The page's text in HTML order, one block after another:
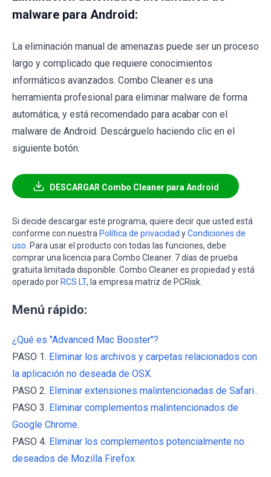
malware para Android:
La eliminación manual de amenazas puede ser un proceso
largo y complicado que requiere conocimientos
informáticos avanzados. Combo Cleaner es una
herramienta profesional para eliminar malware de forma
automática, y está recomendado para acabar con el
malware de Android. Descárguelo haciendo clic en el
siguiente botón:
DESCARGAR Combo Cleaner para Android
Si decide descargar este programa, quiere decir que usted está
conforme con nuestra Política de privacidad yCondiciones de
uso. Para usar el producto con todas las funciones, debe
comprar una licencia para Combo Cleaner. 7 días de prueba
gratuita limitada disponible. Combo Cleaner es propiedad y está
operado por RCS LT, la empresa matriz de PCRisk.
Menú rápido:
¿Qué es "Advanced Mac Booster"?
PASO 1. Eliminar los archivos y carpetas relacionados con
la aplicación no deseada de OSX.
PASO 2. Eliminar extensiones malintencionadas de Safari..
PASO 3. Eliminar complementos malintencionados de
Google Chrome.
PASO 4. Eliminar los complementos potencialmente no
deseados de Mozilla Firefox.